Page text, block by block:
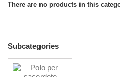
There are no products in this
Subcategories